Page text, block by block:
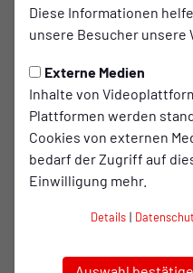
Diese Informationen
unsere Besucher unsere
Externe Medien
Inhalte von
Plattformen werden
Cookies von externen
bedarf der Zugriff auf
Einwilligung mehr.
Details |
Für die passende
erfahrene RWO-Gastro
Sekt, hochwertige
Alternativen – unsere
keine Wünsche offenlässt
gerecht wird.
kulinarischer Raffinesse